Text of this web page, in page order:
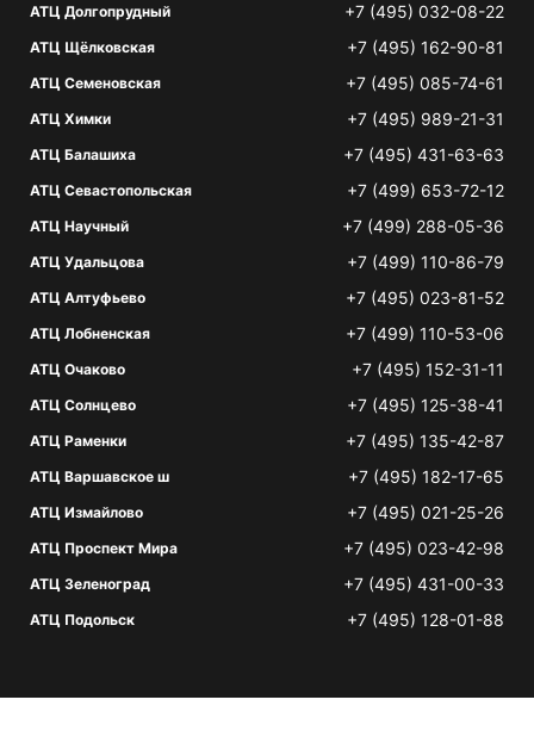
АТЦ Долгопрудный +7 (495) 032-08-22
АТЦ Щёлковская +7 (495) 162-90-81
АТЦ Семеновская +7 (495) 085-74-61
АТЦ Химки +7 (495) 989-21-31
АТЦ Балашиха +7 (495) 431-63-63
АТЦ Севастопольская +7 (499) 653-72-12
АТЦ Научный +7 (499) 288-05-36
АТЦ Удальцова +7 (499) 110-86-79
АТЦ Алтуфьево +7 (495) 023-81-52
АТЦ Лобненская +7 (499) 110-53-06
АТЦ Очаково +7 (495) 152-31-11
АТЦ Солнцево +7 (495) 125-38-41
АТЦ Раменки +7 (495) 135-42-87
АТЦ Варшавское ш +7 (495) 182-17-65
АТЦ Измайлово +7 (495) 021-25-26
АТЦ Проспект Мира +7 (495) 023-42-98
АТЦ Зеленоград +7 (495) 431-00-33
АТЦ Подольск +7 (495) 128-01-88